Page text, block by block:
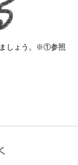
ましょう。※①参照